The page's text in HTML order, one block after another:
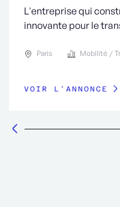
L'entreprise qui
innovante pour le
Paris Mobilité /
VOIR L'ANNONCE